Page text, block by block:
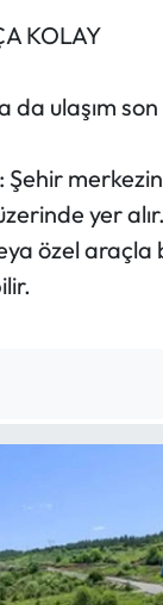
KOLAY
da ulaşım
Şehir
yer
özel araçla